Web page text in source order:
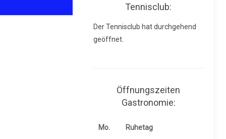
Tennisclub:
Der Tennisclub hat durchgehend
geöffnet.
Öffnungszeiten
Gastronomie:
Mo. Ruhetag